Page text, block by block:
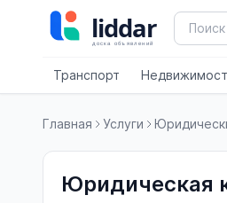
Транспорт
Главная Услуги
Юридическая